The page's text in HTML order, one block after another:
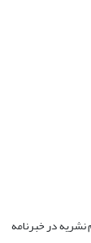
نشریه در خبرنامه